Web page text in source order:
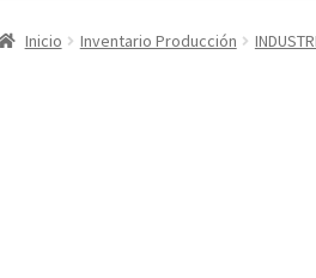
Inicio Carrito Finalizar compra Maite
Inicio Inventario Producción